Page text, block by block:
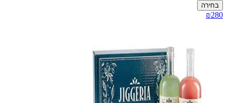
בחירה
₪280